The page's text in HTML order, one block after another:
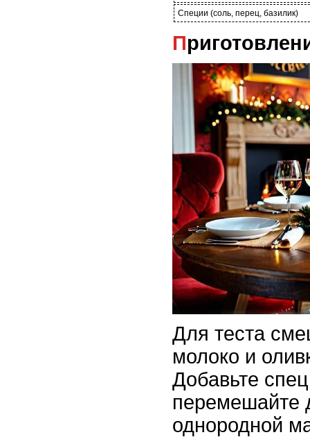
Специи (соль, перец, базилик)
Для теста
молоко и
Добавьте
перемешайте
однородной